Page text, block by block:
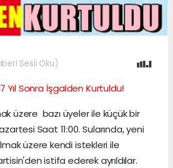
Sesli Oku)
Yıl Sonra İşgalden Kurtuldu!
üzere bazı üyeler ile küçük bir
Saat 11:00. Sularında, yeni
üzere kendi istekleri ile
istifa ederek ayrıldılar.